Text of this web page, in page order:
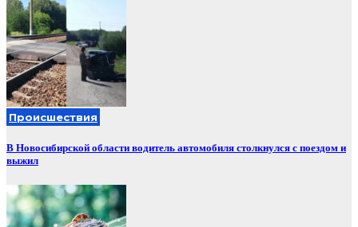
Происшествия
В Новосибирской области водитель автомобиля столкнулся с поездом и
выжил